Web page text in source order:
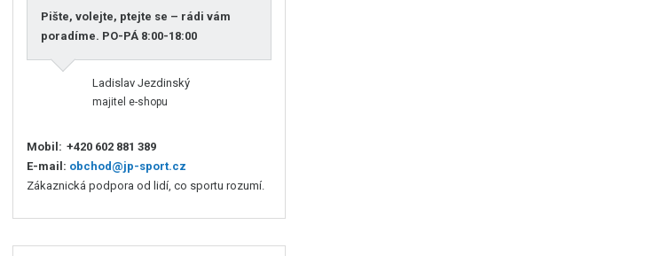
Pište, volejte, ptejte se – rádi vám
poradíme. PO-PÁ 8:00-18:00
Ladislav Jezdinský
majitel e-shopu
Mobil: +420 602 881 389
E-mail: obchod@jp-sport.cz
Zákaznická podpora od lidí, co sportu rozumí.